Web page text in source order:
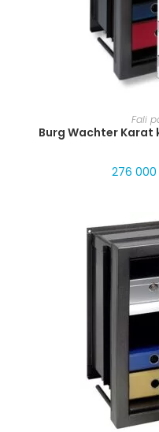
Fali
Burg Wachter Karat
276 000